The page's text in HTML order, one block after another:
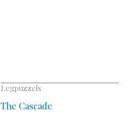
Legpuzzels
The Cascade